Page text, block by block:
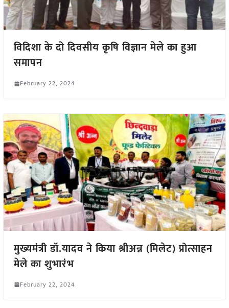
विदिशा के दो दिवसीय कृषि विज्ञान मेले का हुआ
समापन
February 22, 2024
मुख्यमंत्री डॉ.यादव ने किया श्रीअन्न (मिलेट) प्रोत्साहन
मेले का शुभारंभ
February 22, 2024